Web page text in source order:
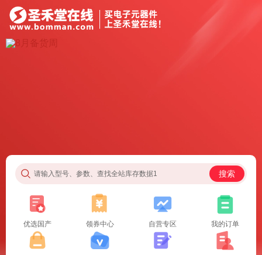
请输入型号、参数、查找全站库存数据1 搜索
优选国产 领券中心 自营专区 我的订单